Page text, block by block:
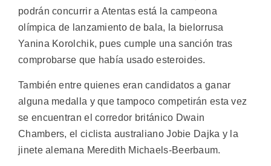
podrán concurrir a Atentas está la campeona
olímpica de lanzamiento de bala, la bielorrusa
Yanina Korolchik, pues cumple una sanción tras
comprobarse que había usado esteroides.
También entre quienes eran candidatos a ganar
alguna medalla y que tampoco competirán esta vez
se encuentran el corredor británico Dwain
Chambers, el ciclista australiano Jobie Dajka y la
jinete alemana Meredith Michaels-Beerbaum.